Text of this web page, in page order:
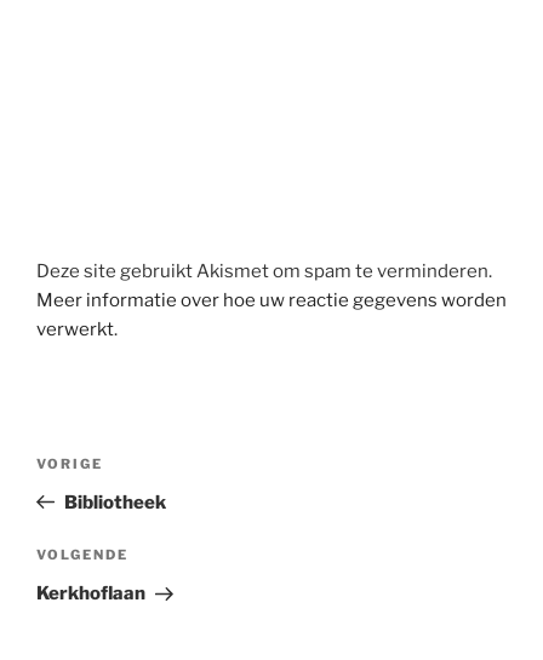
Deze site gebruikt Akismet om spam te verminderen.
Meer informatie over hoe uw reactie gegevens worden
verwerkt.
Vorig
bericht
VORIGE
Bibliotheek
Volgend
bericht
VOLGENDE
Kerkhoflaan